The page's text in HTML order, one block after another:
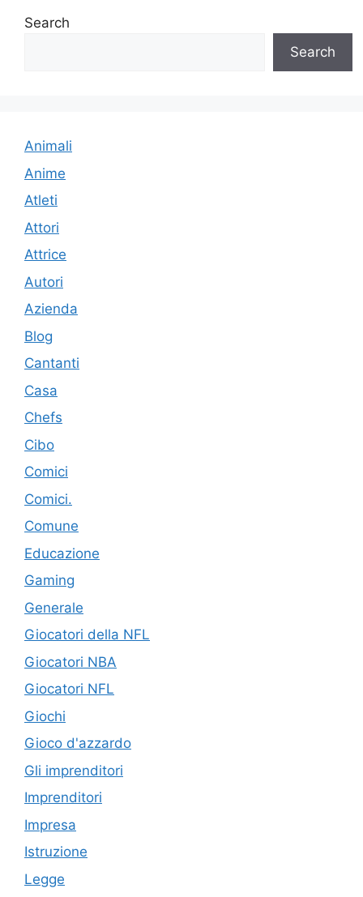
Search
Search
Animali
Anime
Atleti
Attori
Attrice
Autori
Azienda
Blog
Cantanti
Casa
Chefs
Cibo
Comici
Comici.
Comune
Educazione
Gaming
Generale
Giocatori della NFL
Giocatori NBA
Giocatori NFL
Giochi
Gioco d'azzardo
Gli imprenditori
Imprenditori
Impresa
Istruzione
Legge